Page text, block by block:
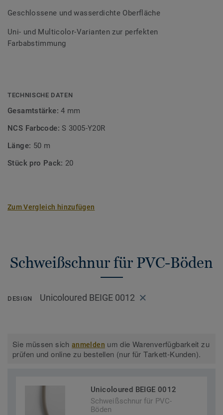
Geschlossene und wasserdichte Oberfläche
Uni- und Multicolor-Varianten zur perfekten
Farbabstimmung
TECHNISCHE DATEN
Gesamtstärke:4 mm
NCS Farbcode:S 3005-Y20R
Länge: 50 m
Stück pro Pack: 20
Zum Vergleich hinzufügen
Schweißschnur für PVC-Böden
DESIGN Unicoloured BEIGE 0012
Sie müssen sichanmelden um die Warenverfügbarkeit zu
prüfen und online zu bestellen (nur für Tarkett-Kunden).
Unicoloured BEIGE 0012
Schweißschnur für PVC-
Böden